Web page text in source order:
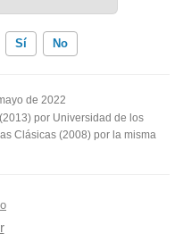
Sí No
me ayudó
de 2022
por Universidad de los
Clásicas (2008) por la misma